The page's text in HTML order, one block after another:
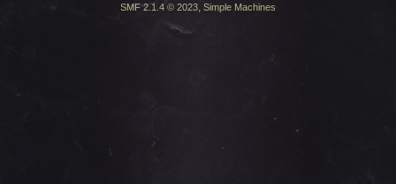
SMF 2.1.4 © 2023, Simple Machines